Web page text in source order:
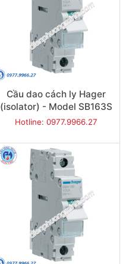
Cầu dao cách ly Hager
(isolator) - Model SB163S
Hotline: 0977.9966.27